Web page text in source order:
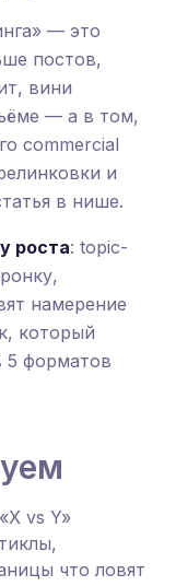
— это
постов,
вини
— а в том,
commercial
и
в нише.
роста: topic-
намерение
который
5 форматов
vs Y»
что ловят